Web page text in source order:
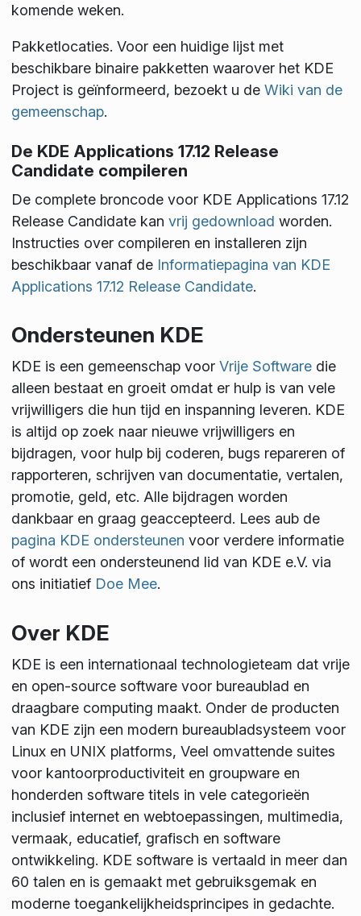
komende weken.
Pakketlocaties. Voor een huidige lijst met
beschikbare binaire pakketten waarover het KDE
Project is geïnformeerd, bezoekt u de Wiki van de
gemeenschap.
De KDE Applications 17.12 Release
Candidate compileren
De complete broncode voor KDE Applications 17.12
Release Candidate kan vrij gedownload worden.
Instructies over compileren en installeren zijn
beschikbaar vanaf de Informatiepagina van KDE
Applications 17.12 Release Candidate.
Ondersteunen KDE
KDE is een gemeenschap voor Vrije Softwaredie
alleen bestaat en groeit omdat er hulp is van vele
vrijwilligers die hun tijd en inspanning leveren. KDE
is altijd op zoek naar nieuwe vrijwilligers en
bijdragen, voor hulp bij coderen, bugs repareren of
rapporteren, schrijven van documentatie, vertalen,
promotie, geld, etc. Alle bijdragen worden
dankbaar en graag geaccepteerd. Lees aub de
pagina KDE ondersteunen voor verdere informatie
of wordt een ondersteunend lid van KDE e.V. via
ons initiatief Doe Mee.
Over KDE
KDE is een internationaal technologieteam dat vrije
en open-source software voor bureaublad en
draagbare computing maakt. Onder de producten
van KDE zijn een modern bureaubladsysteem voor
Linux en UNIX platforms, Veel omvattende suites
voor kantoorproductiviteit en groupware en
honderden software titels in vele categorieën
inclusief internet en webtoepassingen, multimedia,
vermaak, educatief, grafisch en software
ontwikkeling. KDE software is vertaald in meer dan
60 talen en is gemaakt met gebruiksgemak en
moderne toegankelijkheidsprincipes in gedachte.